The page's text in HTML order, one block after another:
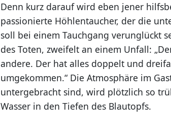
Denn kurz darauf wird eben jener
passionierte Höhlentaucher, der die
soll bei einem Tauchgang verunglückt
des Toten, zweifelt an einem Unfall:
andere. Der hat alles doppelt und
umgekommen.“ Die Atmosphäre im
untergebracht sind, wird plötzlich so
Wasser in den Tiefen des Blautopfs.